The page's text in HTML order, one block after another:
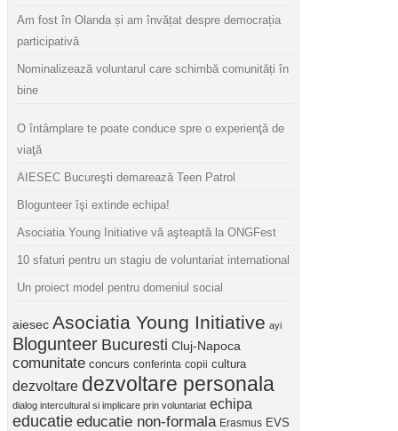
Am fost în Olanda și am învățat despre democrația
participativă
Nominalizează voluntarul care schimbă comunități în
bine
O întâmplare te poate conduce spre o experienţă de
viaţă
AIESEC Bucureşti demarează Teen Patrol
Blogunteer îşi extinde echipa!
Asociatia Young Initiative vă aşteaptă la ONGFest
10 sfaturi pentru un stagiu de voluntariat international
Un proiect model pentru domeniul social
aiesec Asociatia Young Initiative ayi
Blogunteer Bucuresti Cluj-Napoca
comunitate concurs conferinta copii cultura
dezvoltare dezvoltare personala
dialog intercultural si implicare prin voluntariat echipa
educatie educatie non-formala Erasmus EVS